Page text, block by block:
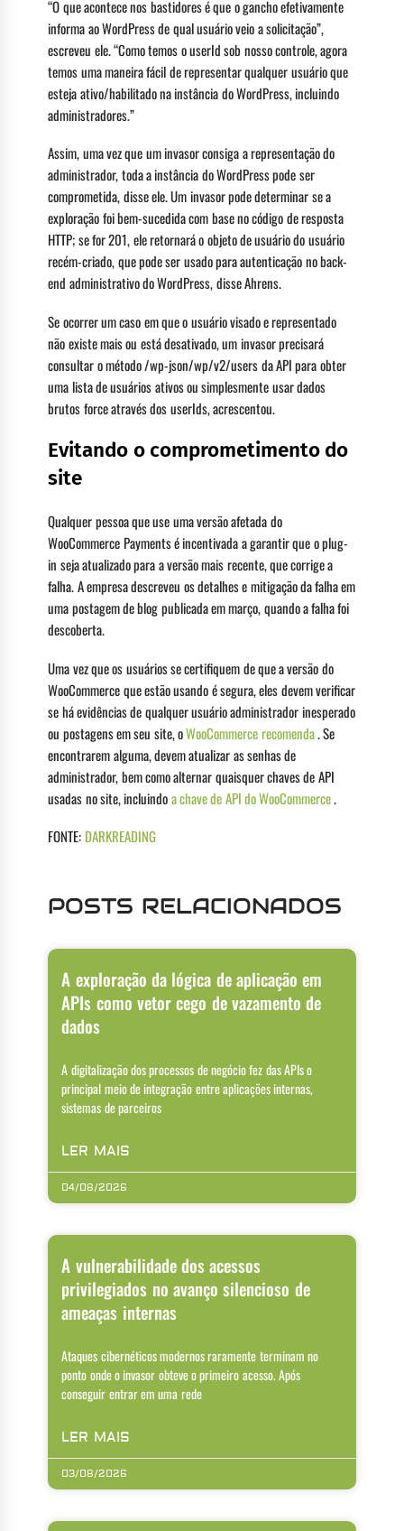
“O que acontece nos bastidores é que o gancho efetivamente
informa ao WordPress de qual usuário veio a solicitação”,
escreveu ele. “Como temos o userId sob nosso controle, agora
temos uma maneira fácil de representar qualquer usuário que
esteja ativo/habilitado na instância do WordPress, incluindo
administradores.”
Assim, uma vez que um invasor consiga a representação do
administrador, toda a instância do WordPress pode ser
comprometida, disse ele. Um invasor pode determinar se a
exploração foi bem-sucedida com base no código de resposta
HTTP; se for 201, ele retornará o objeto de usuário do usuário
recém-criado, que pode ser usado para autenticação no back-
end administrativo do WordPress, disse Ahrens.
Se ocorrer um caso em que o usuário visado e representado
não existe mais ou está desativado, um invasor precisará
consultar o método /wp-json/wp/v2/users da API para obter
uma lista de usuários ativos ou simplesmente usar dados
brutos force através dos userIds, acrescentou.
Evitando o comprometimento do
site
Qualquer pessoa que use uma versão afetada do
WooCommerce Payments é incentivada a garantir que o plug-
in seja atualizado para a versão mais recente, que corrige a
falha. A empresa descreveu os detalhes e mitigação da falha em
uma postagem de blog publicada em março, quando a falha foi
descoberta.
Uma vez que os usuários se certifiquem de que a versão do
WooCommerce que estão usando é segura, eles devem verificar
se há evidências de qualquer usuário administrador inesperado
ou postagens em seu site, oWooCommerce recomenda. Se
encontrarem alguma, devem atualizar as senhas de
administrador, bem como alternar quaisquer chaves de API
usadas no site, incluindoa chave de API do WooCommerce.
FONTE: DARKREADING
POSTS RELACIONADOS
A exploração da lógica de aplicação em
APIs como vetor cego de vazamento de
dados
A digitalização dos processos de negócio fez das APIs o
principal meio de integração entre aplicações internas,
sistemas de parceiros
LER MAIS
04/08/2026
A vulnerabilidade dos acessos
privilegiados no avanço silencioso de
ameaças internas
Ataques cibernéticos modernos raramente terminam no
ponto onde o invasor obteve o primeiro acesso. Após
conseguir entrar em uma rede
LER MAIS
03/08/2026